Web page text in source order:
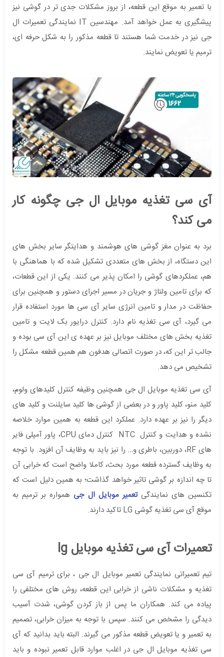
با تعمیر به موقع این قطعه، از بروز مشکلات جدی تر در گوشی نیز
پیشگیری به عمل خواهد آمد. مهندسین IT نمایندگی تعمیرات ال
جی نیز در خدمت شما هستند تا قطعه مذکور را به شکل حرفه ای،
ترمیم یا تعویض نمایند.
آی سی تغذیه موبایل ال جی چگونه کار
می کند؟
برد به عنوان مغز گوشی های هوشمند و هدایتگر سایر بخش های
این دستگاه، از بخش های متعددی تشکیل شده که با هماهنگی با
هم، عملکردهای گوشی را امکان پذیر می کنند. یکی از این قطعات،
که برای تامین ولتاژ و جریان در مسیر اجرای دستور و همچنین برای
حفاظت در مدار و تامین انرژی سایر آی سی ها مورد استفاده قرار
می گیرد، آی سی تغذیه نام دارد. کنترل درایور بک لایت و تامین
تغذیه بخش های مختلف موبایل نیز بر عهده ی این آی سی بوده و
جالب تر این که، در صورت اتصالی هدفون هم همین قطعه مشکل را
تشخیص می دهد.
آی سی تغذیه موبایل ال جی همچنین وظیفه کنترل کلیدهای ولوم،
کلید منو، کلید پاور و در بعضی از گوشی ها کلید سایلنت و کلید های
دیگر را نیز بر عهده دارد. عملکرد این قطعه به همین موارد خلاصه
نشده و هدایت و کنترل NTC کنترل دمای CPU، پاور آمپلی فایر
های RF، دوربین، باطری و… را نیز باید به وظایف آن افزود. با توجه
به وظایف گسترده قطعه مورد بحث، کاملا واضح است که خرابی آن
تا چه اندازه بر گوشی تاثیر خواهد گذاشت؛ به همین دلیل است که
تکنسین های نمایندگیتعمیر موبایل ال جی همواره بر ترمیم به
موقع آی سی تغذیه گوشی LG تاکید دارند.
تعمیرات آی سی تغذیه موبایل lg
تیم تعمیراتی نمایندگی تعمیر موبایل ال جی ، برای ترمیم آی سی
تغذیه و مشکلات ناشی از خرابی این قطعه، روش های مختلفی را
پیاده می کند. همکاران ما پس از باز کردن گوشی، شدت آسیب
دیدگی را مشخص می کنند. سپس با توجه به میزان خرابی، تصمیم
به تعمیر و یا تعویض قطعه مذکور می گیرند. البته باید بدانید که آی
سی تغذیه موبایل ال جی در اغلب موارد قابل تعمیر نبوده و باید